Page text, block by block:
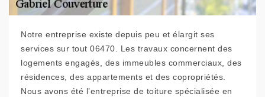
Notre entreprise existe depuis peu et élargit ses
services sur tout 06470. Les travaux concernent des
logements engagés, des immeubles commerciaux, des
résidences, des appartements et des copropriétés.
Nous avons été l’entreprise de toiture spécialisée en